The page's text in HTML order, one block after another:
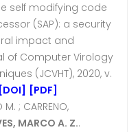
self modifying code
(SAP): a security
impact and
of Computer Virology
(JCVHT), 2020, v.
[DOI] [PDF]
M. ; CARRENO,
MARCO A. Z..